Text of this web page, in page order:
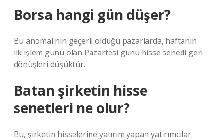
Borsa hangi gün düşer?
Bu anomalinin geçerli olduğu pazarlarda, haftanın
ilk işlem günü olan Pazartesi günü hisse senedi geri
dönüşleri düşüktür.
Batan şirketin hisse
senetleri ne olur?
Bu, şirketin hisselerine yatırım yapan yatırımcılar